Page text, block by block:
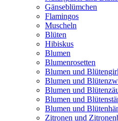
Gänseblümchen
Flamingos
Muscheln
Blüten
Hibiskus
Blumen
Blumenrosetten
Blumen und
Blumen und
Blumen und
Blumen und
Blumen und
Zitronen und